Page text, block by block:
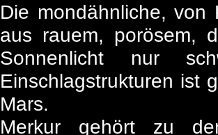
Die mondähnliche, von
aus rauem, porösem,
Sonnenlicht nur
Einschlagstrukturen ist
Mars.
Merkur gehört zu